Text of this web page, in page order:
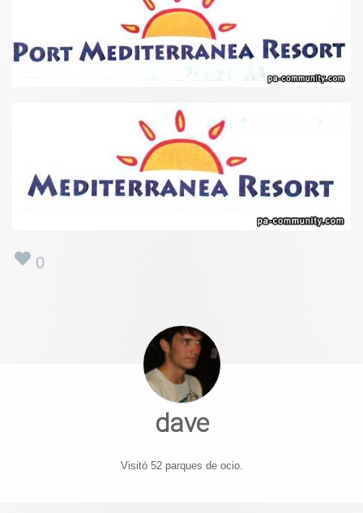
0
dave
Visitó 52 parques de ocio.